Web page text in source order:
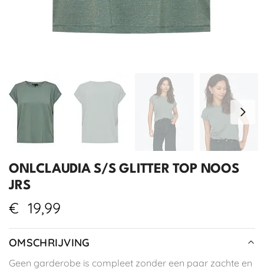
ONLCLAUDIA S/S GLITTER TOP NOOS
JRS
€ 19,99
OMSCHRIJVING
Geen garderobe is compleet zonder een paar zachte en